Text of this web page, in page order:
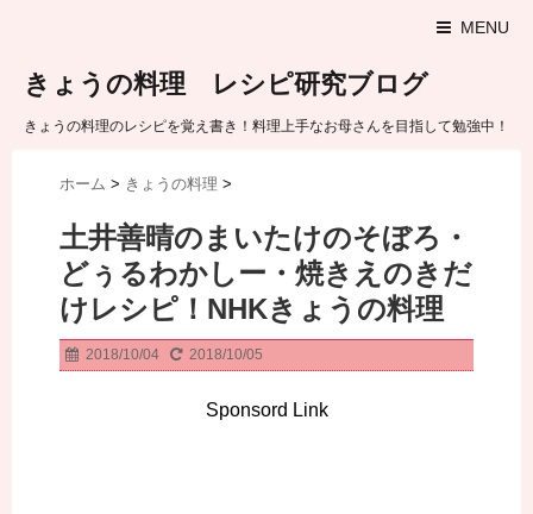
MENU
きょうの料理 レシピ研究ブログ
きょうの料理のレシピを覚え書き！料理上手なお母さんを目指して勉強中！
ホーム > きょうの料理 >
土井善晴のまいたけのそぼろ・
どぅるわかしー・焼きえのきだ
けレシピ！NHKきょうの料理
2018/10/04 2018/10/05
Sponsord Link